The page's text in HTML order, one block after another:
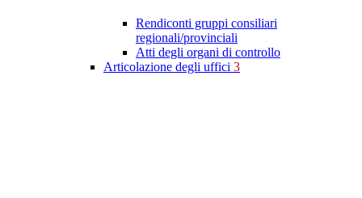
Rendiconti gruppi consiliari
regionali/provinciali
Atti degli organi di controllo
Articolazione degli uffici 3